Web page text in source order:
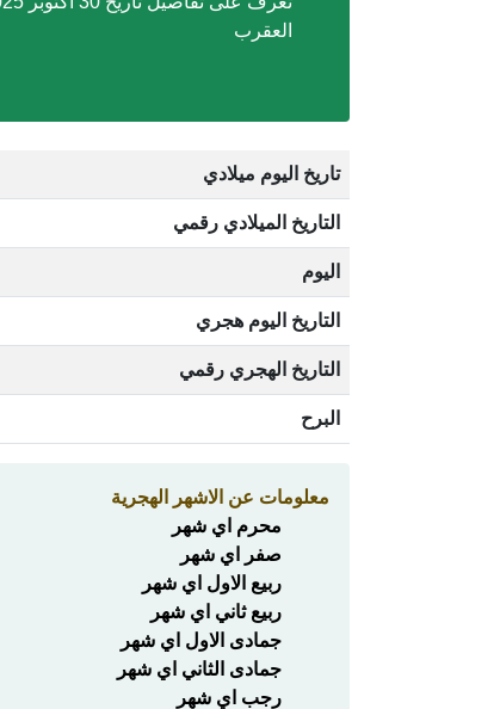
العقرب
تاريخ اليوم ميلادي
التاريخ الميلادي رقمي
اليوم
التاريخ اليوم هجري
التاريخ الهجري رقمي
البرح
معلومات عن الاشهر الهجرية
محرم اي شهر
صفر اي شهر
ربيع الاول اي شهر
ربيع ثاني اي شهر
جمادى الاول اي شهر
جمادى الثاني اي شهر
رجب اي شهر